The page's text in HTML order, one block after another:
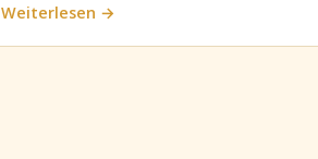
Weiterlesen →